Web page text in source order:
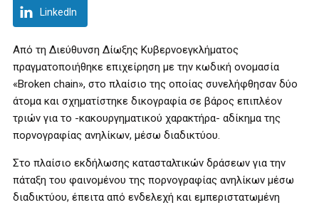
LinkedIn
Από τη Διεύθυνση Δίωξης Κυβερνοεγκλήματος
πραγματοποιήθηκε επιχείρηση με την κωδική ονομασία
«Broken chain», στο πλαίσιο της οποίας συνελήφθησαν δύο
άτομα και σχηματίστηκε δικογραφία σε βάρος επιπλέον
τριών για το -κακουργηματικού χαρακτήρα- αδίκημα της
πορνογραφίας ανηλίκων, μέσω διαδικτύου.
Στο πλαίσιο εκδήλωσης κατασταλτικών δράσεων για την
πάταξη του φαινομένου της πορνογραφίας ανηλίκων μέσω
διαδικτύου, έπειτα από ενδελεχή και εμπεριστατωμένη